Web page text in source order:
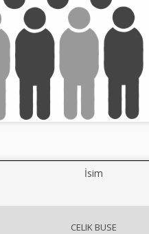
İsim
CELIK BUSE